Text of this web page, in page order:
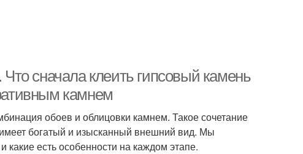
сначала клеить гипсовый камень
камнем
обоев и облицовки камнем. Такое сочетание
богатый и изысканный внешний вид. Мы
какие есть особенности на каждом этапе.